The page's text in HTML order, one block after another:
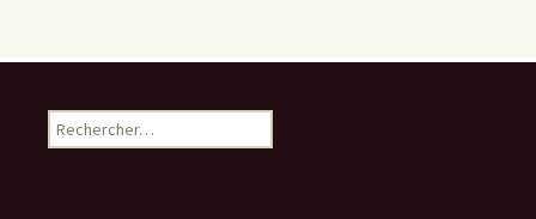
Rechercher :